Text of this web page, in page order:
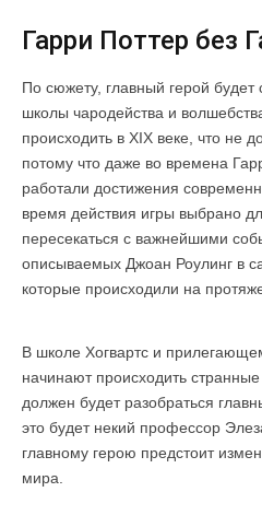
Гарри Поттер без
По сюжету, главный герой будет
школы чародейства и
происходить в XIX веке, что не
потому что даже во времена
работали достижения
время действия игры выбрано
пересекаться с важнейшими
описываемых Джоан Роулинг в
которые происходили на
В школе Хогвартс и
начинают происходить
должен будет разобраться
это будет некий профессор
главному герою предстоит
мира.